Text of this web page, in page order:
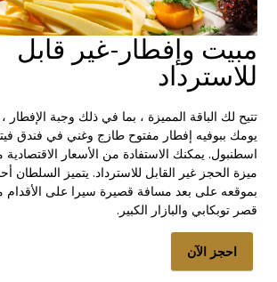
مبيت وإفطار-غير قابل
للاسترداد
تتيح لك الباقة المميزة ، بما في ذلك وجبة الإفطار
يومك ببوفيه إفطار مفتوح طازج وغني في فندق
اسطنبول. يمكنك الاستفادة من الأسعار الاقتصادية
ميزة الحجز غير القابل للاسترداد. يتميز السلطان
بموقعه على بعد مسافة قصيرة سيرا على الأقدام
قصر توبكابي والبازار الكبير.
احجز الآن